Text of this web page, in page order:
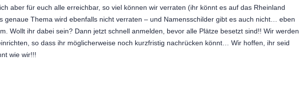
aber für euch alle erreichbar, so viel können wir verraten (ihr könnt es auf das Rheinland
genaue Thema wird ebenfalls nicht verraten – und Namensschilder gibt es auch nicht… eben
Wollt ihr dabei sein? Dann jetzt schnell anmelden, bevor alle Plätze besetzt sind!! Wir werden
so dass ihr möglicherweise noch kurzfristig nachrücken könnt… Wir hoffen, ihr seid
wie wir!!!